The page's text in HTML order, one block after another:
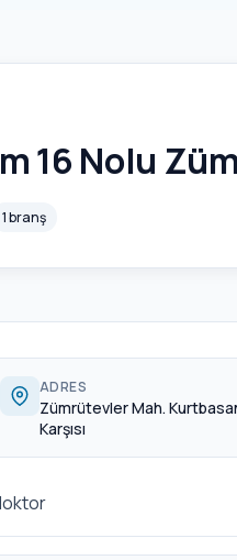
16 Nolu
1 branş
ADRES
Zümrütevler Mah.
Karşısı